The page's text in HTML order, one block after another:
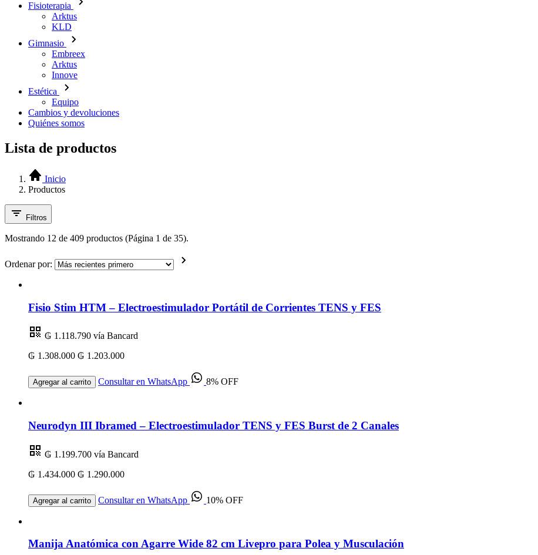
Fisioterapia
Arktus
KLD
Gimnasio
Embreex
Arktus
Innove
Estética
Equipo
Cambios y devoluciones
Quiénes somos
Lista de productos
Inicio
Productos
Filtros
Mostrando 12 de 409 productos (Página 1 de 35).
Ordenar por:
Fisio Stim HTM – Electroestimulador Portátil de Corrientes TENS y FES
₲ 1.118.790 vía Bancard
₲ 1.308.000 ₲ 1.203.000
Agregar al carrito Consultar en WhatsApp 8% OFF
Neurodyn III Ibramed – Electroestimulador TENS y FES Burst de 2 Canales
₲ 1.199.700 vía Bancard
₲ 1.434.000 ₲ 1.290.000
Agregar al carrito Consultar en WhatsApp 10% OFF
Manija Anatómica con Agarre Wide 82 cm Livepro para Polea y Musculación